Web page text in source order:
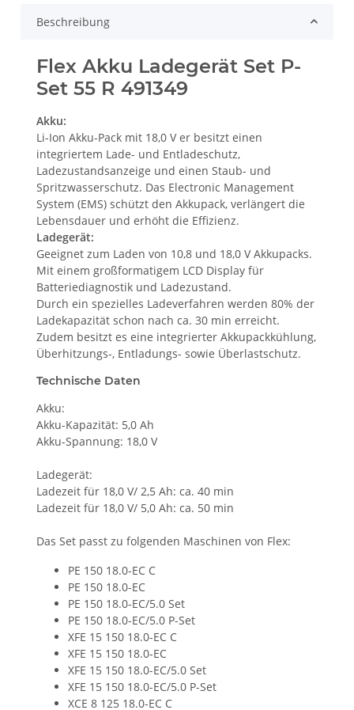
Beschreibung
Flex Akku Ladegerät Set P-
Set 55 R 491349
Akku:
Li-Ion Akku-Pack mit 18,0 V er besitzt einen
integriertem Lade- und Entladeschutz,
Ladezustandsanzeige und einen Staub- und
Spritzwasserschutz. Das Electronic Management
System (EMS) schützt den Akkupack, verlängert die
Lebensdauer und erhöht die Effizienz.
Ladegerät:
Geeignet zum Laden von 10,8 und 18,0 V Akkupacks.
Mit einem großformatigem LCD Display für
Batteriediagnostik und Ladezustand.
Durch ein spezielles Ladeverfahren werden 80% der
Ladekapazität schon nach ca. 30 min erreicht.
Zudem besitzt es eine integrierter Akkupackkühlung,
Überhitzungs-, Entladungs- sowie Überlastschutz.
Technische Daten
Akku:
Akku-Kapazität: 5,0 Ah
Akku-Spannung: 18,0 V
Ladegerät:
Ladezeit für 18,0 V/ 2,5 Ah: ca. 40 min
Ladezeit für 18,0 V/ 5,0 Ah: ca. 50 min
Das Set passt zu folgenden Maschinen von Flex:
PE 150 18.0-EC C
PE 150 18.0-EC
PE 150 18.0-EC/5.0 Set
PE 150 18.0-EC/5.0 P-Set
XFE 15 150 18.0-EC C
XFE 15 150 18.0-EC
XFE 15 150 18.0-EC/5.0 Set
XFE 15 150 18.0-EC/5.0 P-Set
XCE 8 125 18.0-EC C